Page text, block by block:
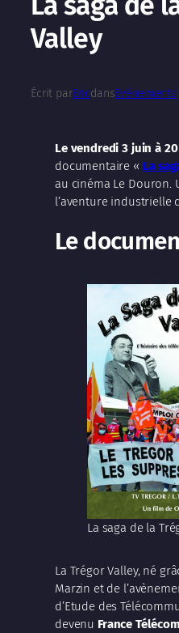
Valley
Écrit parEricdansEvénements
Le vendredi 3 juin à
documentaire « La
au cinéma Le Douron.
l’aventure industrielle
Le
La saga de la
La Trégor Valley, né
Marzin et de
d’Etude des
devenu France